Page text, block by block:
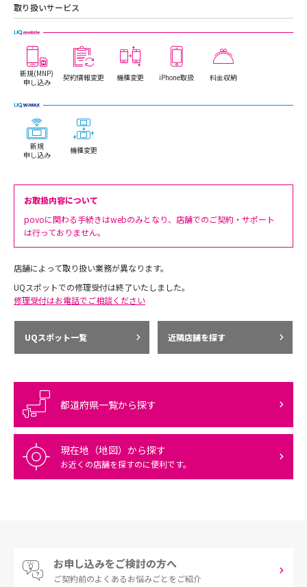
取り扱いサービス
新規(MNP)
申し込み
契約情報変更 機種変更 iPhone取扱 料金収納
新規
申し込み
機種変更
お取扱内容について
povoに関わる手続きはwebのみとなり、店舗でのご契約・サポート
は行っておりません。
店舗によって取り扱い業務が異なります。
UQスポットでの修理受付は終了いたしました。
修理受付はお電話でご相談ください
UQスポット一覧 近隣店舗を探す
都道府県一覧から探す
現在地（地図）から探す
お近くの店舗を探すのに便利です。
お申し込みをご検討の方へ
ご契約前のよくあるお悩みごとをご紹介